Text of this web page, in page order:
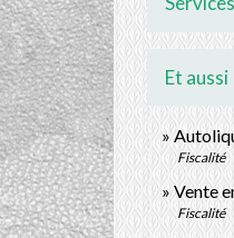
Et aussi
Fiscalité
Vente
Fiscalité